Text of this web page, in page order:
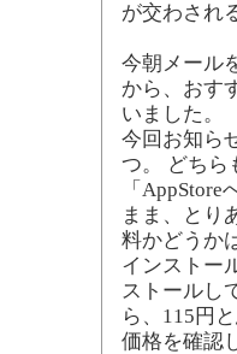
が交わされ
今朝メール
から、おす
いました。
今回お知ら
つ。 どちら
「
まま、とり
料かどうか
インストー
ストールし
ら、115円
価格を確認